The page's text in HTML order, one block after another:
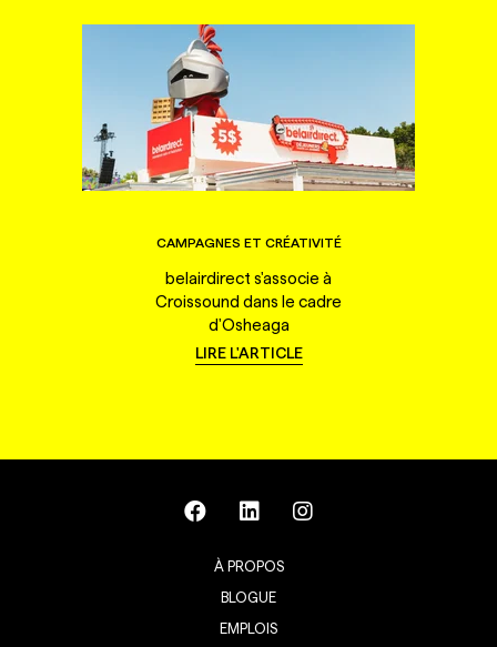
CAMPAGNES ET CRÉATIVITÉ
belairdirect s'associe à
Croissound dans le cadre
d'Osheaga
LIRE L'ARTICLE
À PROPOS
BLOGUE
EMPLOIS